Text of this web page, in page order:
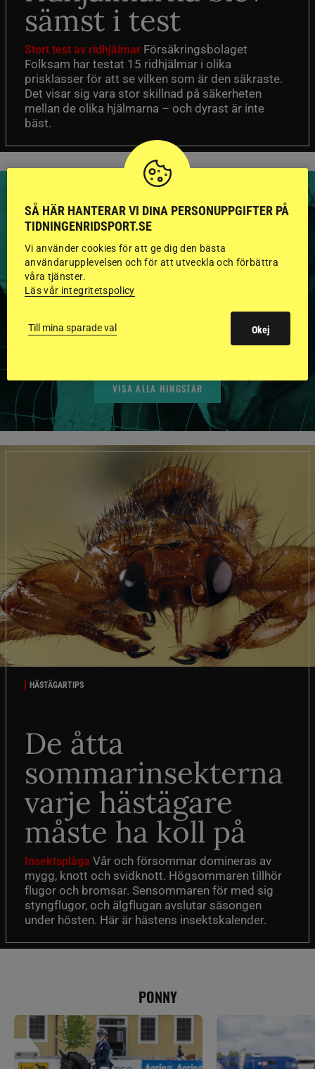
sämst i test
Stort test av ridhjälmar Försäkringsbolaget
Folksam har testat 15 ridhjälmar i olika
prisklasser för att se vilken som är den säkraste.
Det visar sig vara stor skillnad på säkerheten
mellan de olika hjälmarna – och dyrast är inte
bäst.
HINGSTAR ONLINE
GODKÄNDA HINGSTAR I
FLERA KATEGORIER MED
BILDER OCH FAKTA
VISA ALLA HINGSTAR
HÄSTÄGARTIPS
De åtta
sommarinsekterna
varje hästägare
måste ha koll på
Insektsplåga Vår och försommar domineras av
mygg, knott och svidknott. Högsommaren tillhör
flugor och bromsar. Sensommaren för med sig
styngflugor, och älgflugan avslutar säsongen
under hösten. Här är hästens insektskalender.
PONNY
SÅ HÄR HANTERAR VI DINA PERSONUPPGIFTER PÅ
TIDNINGENRIDSPORT.SE
Vi använder cookies för att ge dig den bästa
användarupplevelsen och för att utveckla och förbättra
våra tjänster.
Läs vår integritetspolicy
Till mina sparade val Okej